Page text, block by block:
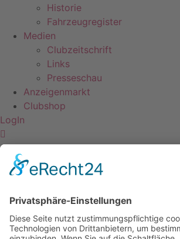
Historie
Fahrzeugregister
Medien
Clubzeitschrift
Links
Presseschau
Anzeigenmarkt
Clubshop
LogIn
Sektion Benelux
Impressum
Datenschutzerklärung
Mitgliederbereich